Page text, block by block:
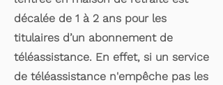
décalée de 1 à 2 ans pour les
titulaires d’un abonnement de
téléassistance. En effet, si un service
de téléassistance n'empêche pas les